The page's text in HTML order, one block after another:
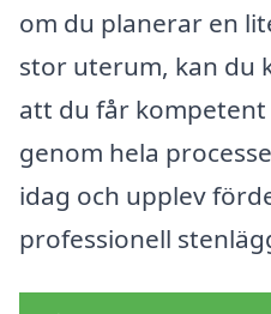
om du planerar en
stor uterum, kan du
att du får
genom hela
idag och upplev
professionell